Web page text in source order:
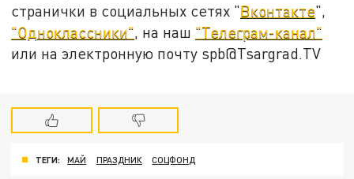
странички в социальных сетях "Вконтакте",
"Одноклассники", на наш "Телеграм-канал"
или на электронную почту spb@Tsargrad.TV
ТЕГИ: МАЙ ПРАЗДНИК СОЦФОНД